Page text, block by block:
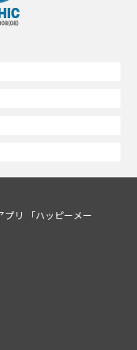
プリ 「ハッピーメー